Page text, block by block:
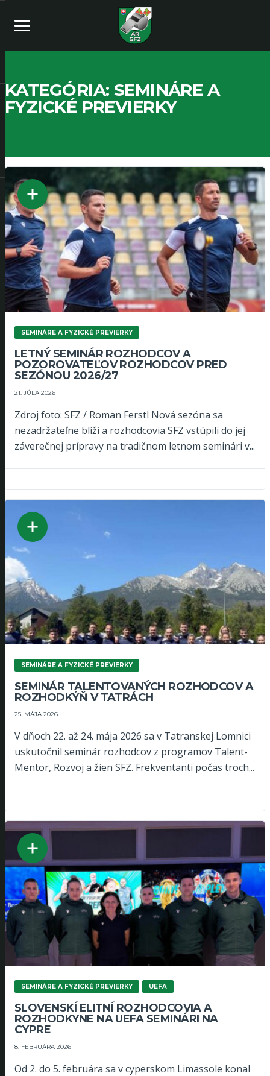
KATEGÓRIA: SEMINÁRE A
FYZICKÉ PREVIERKY
SEMINÁRE A FYZICKÉ PREVIERKY
LETNÝ SEMINÁR ROZHODCOV A
POZOROVATEĽOV ROZHODCOV PRED
SEZÓNOU 2026/27
21. JÚLA 2026
Zdroj foto: SFZ / Roman Ferstl Nová sezóna sa
nezadržateľne blíži a rozhodcovia SFZ vstúpili do jej
záverečnej prípravy na tradičnom letnom seminári v...
SEMINÁRE A FYZICKÉ PREVIERKY
SEMINÁR TALENTOVANÝCH ROZHODCOV A
ROZHODKÝŇ V TATRÁCH
25. MÁJA 2026
V dňoch 22. až 24. mája 2026 sa v Tatranskej Lomnici
uskutočnil seminár rozhodcov z programov Talent-
Mentor, Rozvoj a žien SFZ. Frekventanti počas troch...
SEMINÁRE A FYZICKÉ PREVIERKY UEFA
SLOVENSKÍ ELITNÍ ROZHODCOVIA A
ROZHODKYNE NA UEFA SEMINÁRI NA
CYPRE
8. FEBRUÁRA 2026
Od 2. do 5. februára sa v cyperskom Limassole konal